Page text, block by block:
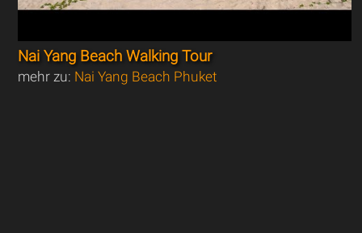
Nai Yang Beach Walking Tour
mehr zu: Nai Yang Beach Phuket